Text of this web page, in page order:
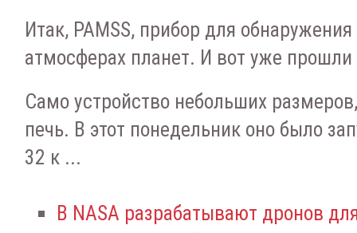
Итак, PAMSS, прибор для
атмосферах планет. И вот уже
Само устройство небольших
печь. В этот понедельник оно было
32 к ...
В NASA разрабатывают дронов